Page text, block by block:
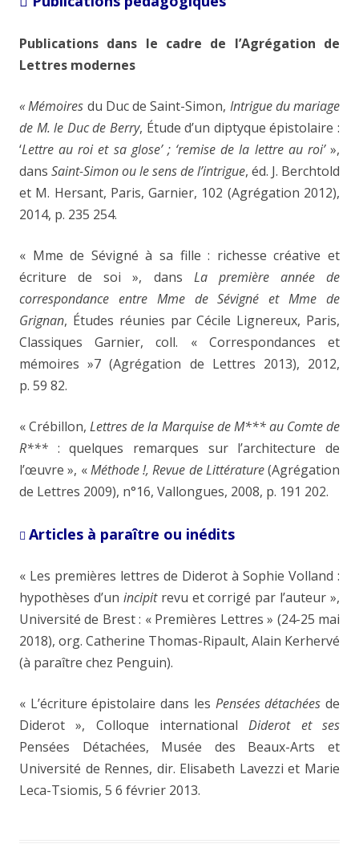
Publications dans le cadre de l’Agrégation de
Lettres modernes
« Mémoires du Duc de Saint-Simon, Intrigue du mariage
de M. le Duc de Berry, Étude d’un diptyque épistolaire :
‘Lettre au roi et sa glose’ ; ‘remise de la lettre au roi’ »,
dans Saint-Simon ou le sens de l’intrigue, éd. J. Berchtold
et M. Hersant, Paris, Garnier, 102 (Agrégation 2012),
2014, p. 235 254.
« Mme de Sévigné à sa fille : richesse créative et
écriture de soi », dans La première année de
correspondance entre Mme de Sévigné et Mme de
Grignan, Études réunies par Cécile Lignereux, Paris,
Classiques Garnier, coll. « Correspondances et
mémoires »7 (Agrégation de Lettres 2013), 2012,
p. 59 82.
« Crébillon,Lettres de la Marquise de M*** au Comte de
R*** : quelques remarques sur l’architecture de
l’œuvre », «Méthode !, Revue de Littérature(Agrégation
de Lettres 2009), n°16, Vallongues, 2008, p. 191 202.
 Articles à paraître ou inédits
« Les premières lettres de Diderot à Sophie Volland :
hypothèses d’un incipitrevu et corrigé par l’auteur »,
Université de Brest : « Premières Lettres » (24-25 mai
2018), org. Catherine Thomas-Ripault, Alain Kerhervé
(à paraître chez Penguin).
« L’écriture épistolaire dans les Pensées détachées de
Diderot », Colloque internationalDiderot et ses
Pensées Détachées, Musée des Beaux-Arts et
Université de Rennes, dir. Elisabeth Lavezzi et Marie
Leca-Tsiomis, 5 6 février 2013.